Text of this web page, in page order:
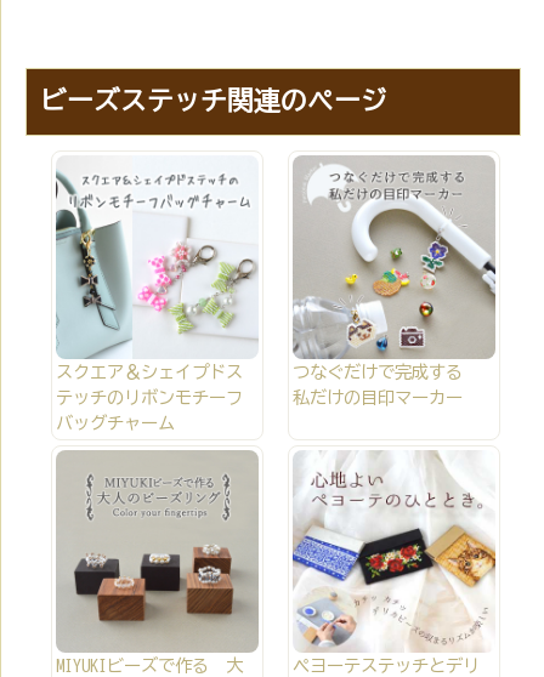
ビーズステッチ関連のページ
スクエア＆シェイプドス
テッチのリボンモチーフ
バッグチャーム
つなぐだけで完成する
私だけの目印マーカー
MIYUKIビーズで作る 大
ペヨーテステッチとデリ